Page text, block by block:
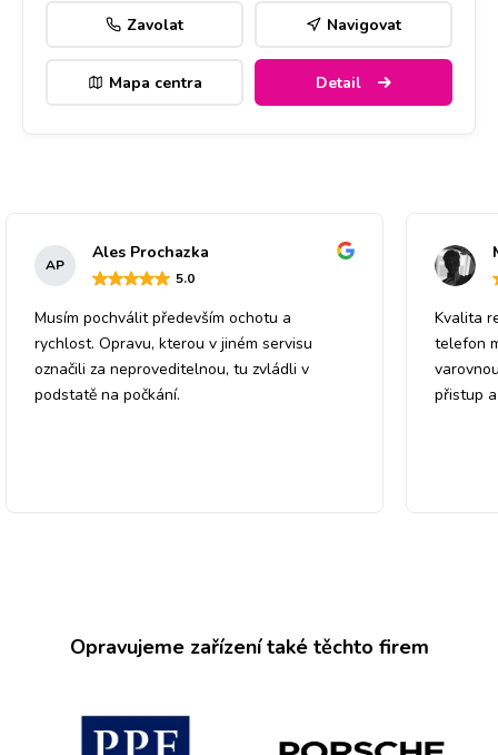
Zavolat Navigovat
Mapa centra Detail
AP
Ales Prochazka
5.0
Musím pochválit především ochotu a
rychlost. Opravu, kterou v jiném servisu
označili za neproveditelnou, tu zvládli v
podstatě na počkání.
Kvalita
telefon
přistup
Opravujeme zařízení také těchto firem